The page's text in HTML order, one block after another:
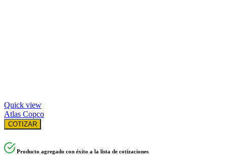
Quick view
Atlas Copco
COTIZAR
Producto agregado con éxito a la lista de cotizaciones